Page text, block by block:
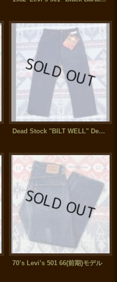
Dead Stock "BILT WELL" Denim Pants
70’s Levi’s 501 66(前期)モデル